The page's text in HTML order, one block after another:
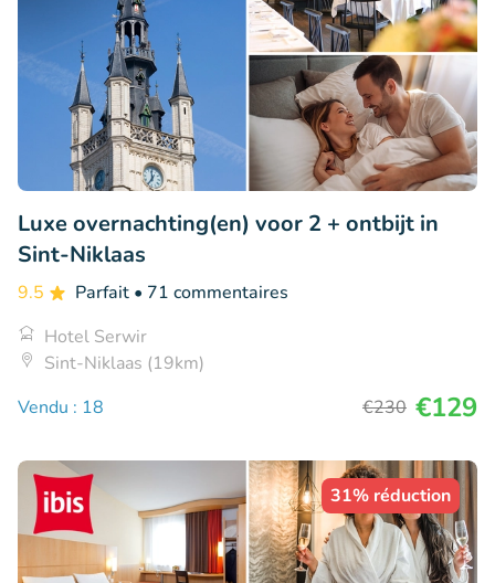
Luxe overnachting(en) voor 2 + ontbijt in
Sint-Niklaas
9.5 Parfait • 71 commentaires
Hotel Serwir
Sint-Niklaas (19km)
Vendu : 18
€230 €129
31% réduction